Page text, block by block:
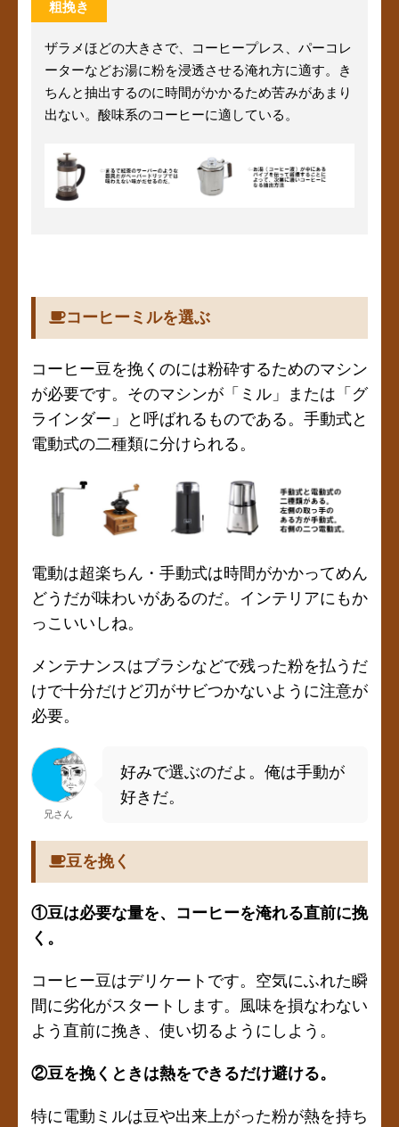
粗挽き
ザラメほどの大きさで、コーヒープレス、パーコレ
ーターなどお湯に粉を浸透させる淹れ方に適す。き
ちんと抽出するのに時間がかかるため苦みがあまり
出ない。酸味系のコーヒーに適している。
コーヒーミルを選ぶ
コーヒー豆を挽くのには粉砕するためのマシン
が必要です。そのマシンが「ミル」または「グ
ラインダー」と呼ばれるものである。手動式と
電動式の二種類に分けられる。
電動は超楽ちん・手動式は時間がかかってめん
どうだが味わいがあるのだ。インテリアにもか
っこいいしね。
メンテナンスはブラシなどで残った粉を払うだ
けで十分だけど刃がサビつかないように注意が
必要。
兄さん
好みで選ぶのだよ。俺は手動が
好きだ。
豆を挽く
①豆は必要な量を、コーヒーを淹れる直前に挽
く。
コーヒー豆はデリケートです。空気にふれた瞬
間に劣化がスタートします。風味を損なわない
よう直前に挽き、使い切るようにしよう。
②豆を挽くときは熱をできるだけ避ける。
特に電動ミルは豆や出来上がった粉が熱を持ち